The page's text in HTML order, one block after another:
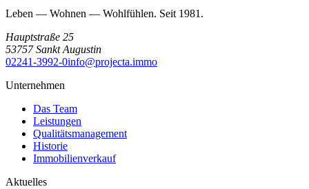
Leben — Wohnen — Wohlfühlen. Seit 1981.
Hauptstraße 25
53757 Sankt Augustin
02241-3992-0info@projecta.immo
Unternehmen
Das Team
Leistungen
Qualitätsmanagement
Historie
Immobilienverkauf
Aktuelles